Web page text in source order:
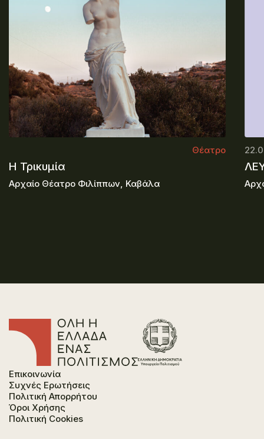
Θέατρο
Η Τρικυμία
Αρχαίο Θέατρο Φιλίππων, Καβάλα
Επικοινωνία
Συχνές Ερωτήσεις
Πολιτική Απορρήτου
Όροι Χρήσης
Πολιτική Cookies